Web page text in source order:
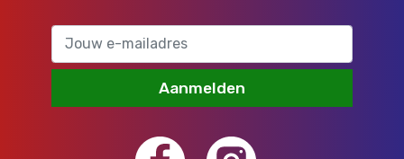
Aanmelden